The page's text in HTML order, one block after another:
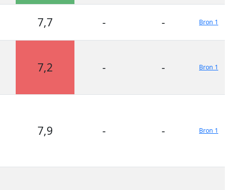
7,7 - - Bron 1
7,2 - - Bron 1
7,9 - - Bron 1